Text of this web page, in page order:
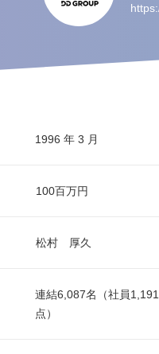
1996 年 3 月
100百万円
松村 厚久
連結6,087名（社員
点）